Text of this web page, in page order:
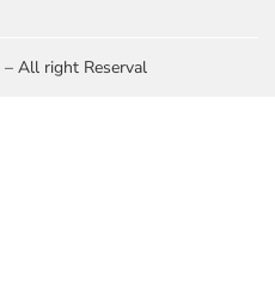
– All right Reserval